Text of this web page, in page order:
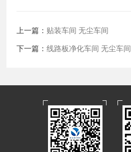
上一篇： 贴装车间 无尘车间
下一篇：线路板净化车间 无尘车间